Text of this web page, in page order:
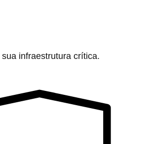
infraestrutura crítica.